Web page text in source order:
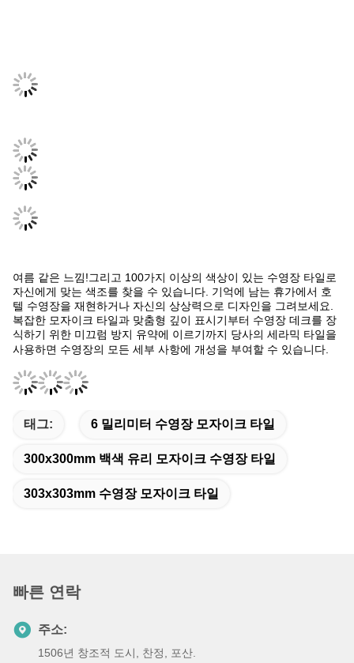
여름 같은 느낌!그리고 100가지 이상의 색상이 있는 수영장 타일로
자신에게 맞는 색조를 찾을 수 있습니다. 기억에 남는 휴가에서 호
텔 수영장을 재현하거나 자신의 상상력으로 디자인을 그려보세요.
태그: 6 밀리미터 수영장 모자이크 타일
300x300mm 백색 유리 모자이크 수영장 타일
TEL :
86--17818909251
이메일